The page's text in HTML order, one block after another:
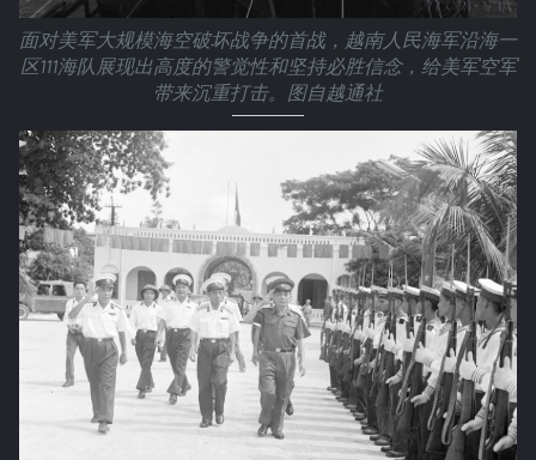
面对美军大规模海空破坏战争的首战，越南人民海军沿海一
区111海队展现出高度的警觉性和坚持必胜信念，给美军空军
带来沉重打击。图自越通社